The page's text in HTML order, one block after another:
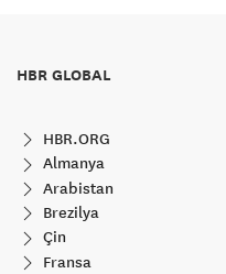
HBR GLOBAL
HBR.ORG
Almanya
Arabistan
Brezilya
Çin
Fransa